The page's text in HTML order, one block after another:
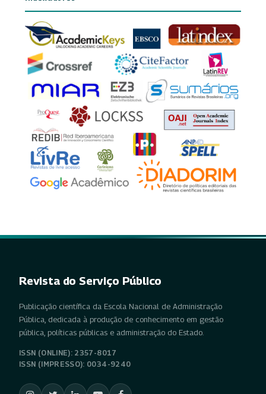
Revista do Serviço Público
Publicação científica da Escola Nacional de Administração
Pública, dedicada à produção de conhecimento em gestão
pública, políticas públicas e administração do Estado.
ISSN (ONLINE): 2357-8017
ISSN (IMPRESSO): 0034-9240